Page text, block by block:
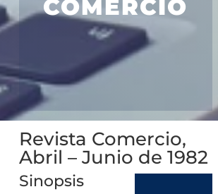
COMERCIO
Revista Comercio,
Abril – Junio de 1982
Sinopsis